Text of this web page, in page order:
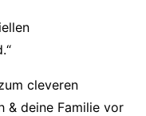
cleveren
& deine Familie vor